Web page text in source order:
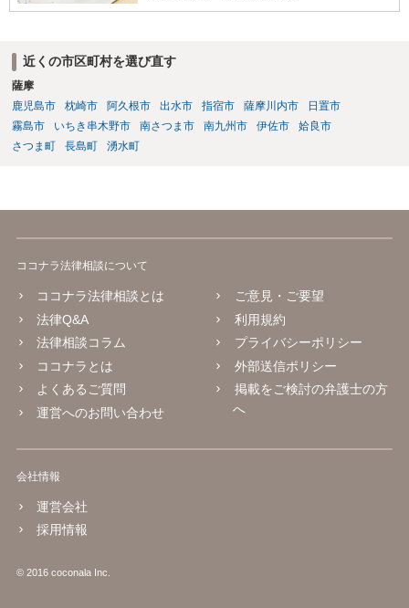
近くの市区町村を選び直す
薩摩
鹿児島市
枕崎市 阿久根市 出水市 指宿市 薩摩川内市
日置市
霧島市
いちき串木野市 南さつま市 南九州市 伊佐市
姶良市
さつま町
長島町 湧水町
ココナラ法律相談について
ココナラ法律相談とは
法律Q&A
法律相談コラム
ココナラとは
よくあるご質問
運営へのお問い合わせ
ご意見・ご要望
利用規約
プライバシーポリシー
外部送信ポリシー
掲載をご検討の弁護士の方
へ
会社情報
運営会社
採用情報
© 2016 coconala Inc.